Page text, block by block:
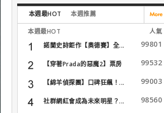
本週最HOT 本週推薦
本週最HOT
人氣
諾蘭史詩鉅作【奧德賽】全...
99801
【穿著Prada的惡魔2】票房
99532
【綿羊偵探團】口碑狂飆！... 99003
社群網紅會成為未來明星？... 98560